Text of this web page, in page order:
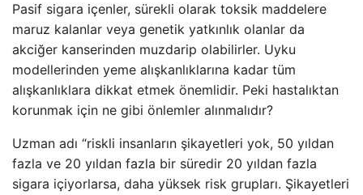
Pasif sigara içenler, sürekli olarak toksik maddelere
maruz kalanlar veya genetik yatkınlık olanlar da
akciğer kanserinden muzdarip olabilirler. Uyku
modellerinden yeme alışkanlıklarına kadar tüm
alışkanlıklara dikkat etmek önemlidir. Peki hastalıktan
korunmak için ne gibi önlemler alınmalıdır?
Uzman adı “riskli insanların şikayetleri yok, 50 yıldan
fazla ve 20 yıldan fazla bir süredir 20 yıldan fazla
sigara içiyorlarsa, daha yüksek risk grupları. Şikayetleri